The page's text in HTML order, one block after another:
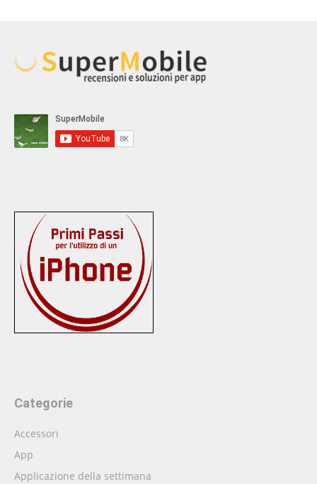
Categorie
Accessori
App
Applicazione della settimana